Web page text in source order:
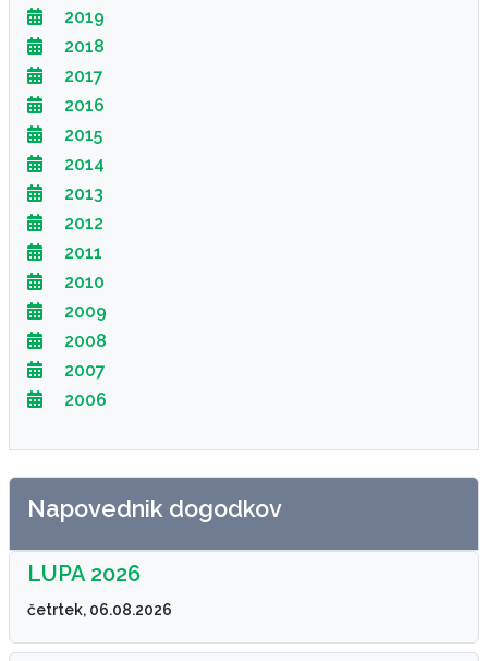
2019
2018
2017
2016
2015
2014
2013
2012
2011
2010
2009
2008
2007
2006
Napovednik dogodkov
LUPA 2026
četrtek, 06.08.2026